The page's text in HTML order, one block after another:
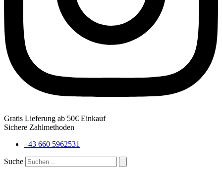
Gratis Lieferung ab 50€ Einkauf
Sichere Zahlmethoden
+43 660 5962531
Suche